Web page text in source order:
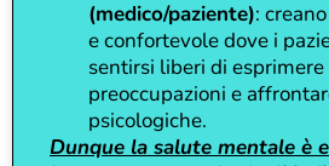
(medico/paziente):
e confortevole dove i
sentirsi liberi di
preoccupazioni e
psicologiche.
Dunque la salute mentale è